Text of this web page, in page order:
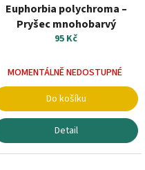
Euphorbia polychroma –
Pryšec mnohobarvý
95 Kč
MOMENTÁLNĚ NEDOSTUPNÉ
Do košíku
Detail